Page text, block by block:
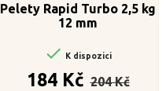
Pelety Rapid Turbo 2,5 kg
12 mm
 K dispozici
184 Kč cena
204 Kč
Cena